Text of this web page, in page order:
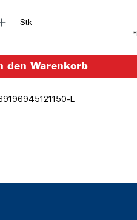
Stk
den Warenkorb
L